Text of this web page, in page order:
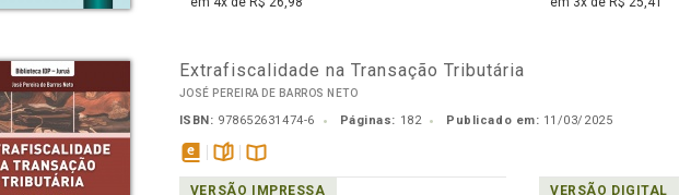
Extrafiscalidade na Transação Tributária
JOSÉ PEREIRA DE BARROS NETO
ISBN: 978652631474-6 Páginas: 182 Publicado em: 11/03/2025
disponível
páginasDisponível
VERSÃO IMPRESSA VERSÃO DIGITAL